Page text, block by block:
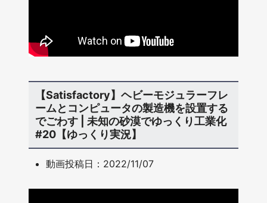
【Satisfactory】ヘビーモジュラーフレ
ームとコンピュータの製造機を設置する
でごわす | 未知の砂漠でゆっくり工業化
#20【ゆっくり実況】
動画投稿日：2022/11/07